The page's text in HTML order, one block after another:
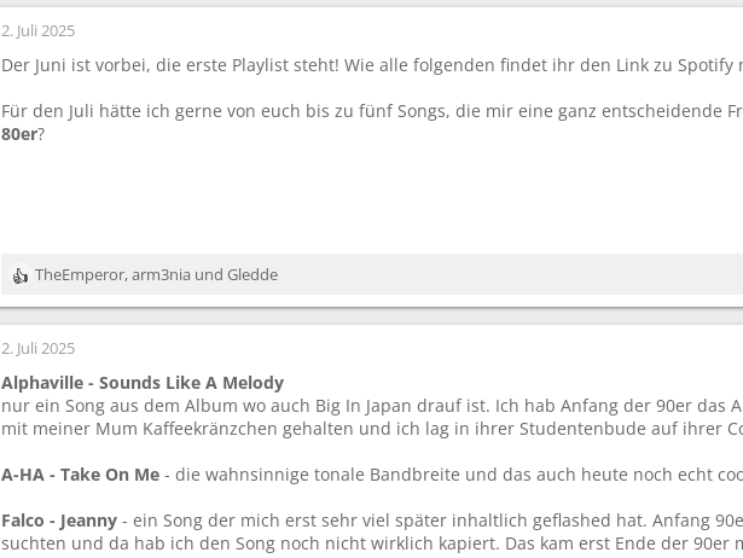
2. Juli 2025
Der Juni ist vorbei, die erste Playlist steht! Wie alle folgenden findet ihr den Link zu
Für den Juli hätte ich gerne von euch bis zu fünf Songs, die mir eine ganz entscheidende
80er?
R
e
a
k
i
o
n
n
TheEmperor,arm3nia und Gledde
2. Juli 2025
Alphaville - Sounds Like A Melody
nur ein Song aus dem Album wo auch Big In Japan drauf ist. Ich hab Anfang der 90er das
mit meiner Mum Kaffeekränzchen gehalten und ich lag in ihrer Studentenbude auf ihrer
A-HA - Take On Me - die wahnsinnige tonale Bandbreite und das auch heute noch echt
Falco - Jeanny - ein Song der mich erst sehr viel später inhaltlich geflashed hat. Anfang
suchten und da hab ich den Song noch nicht wirklich kapiert. Das kam erst Ende der 90er